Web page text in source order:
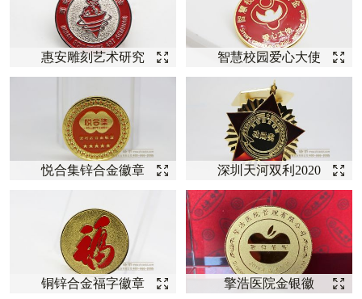
惠安雕刻艺术研究
会活动纪念【徽章
定制】
智慧校园爱心大使
徽章
悦合集锌合金徽章
【徽章定制】
深圳天河双利2020
年功勋奖【勋章定
制厂
铜锌合金福字徽章
擎浩医院金银徽